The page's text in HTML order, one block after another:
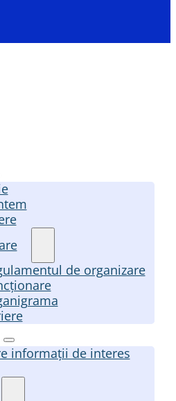
de organizare
informații de interes